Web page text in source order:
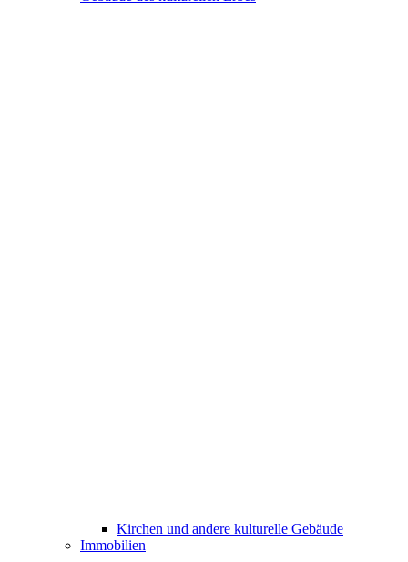
Kirchen und andere kulturelle Gebäude
Immobilien